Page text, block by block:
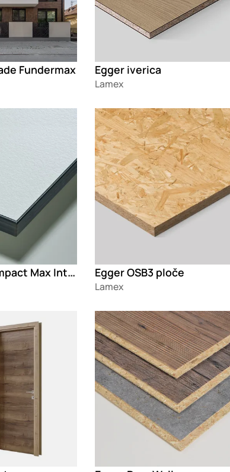
Fundermax Egger iverica
Lamex
Fundermax Compact Max Interior
Loading
Egger OSB3 ploče
Lamex
Loading